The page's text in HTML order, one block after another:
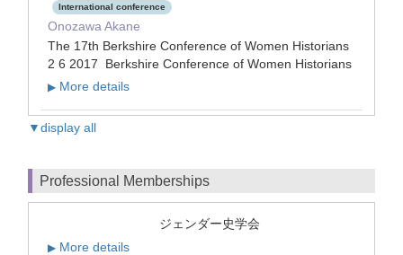
International conference
Onozawa Akane
The 17th Berkshire Conference of Women Historians
2 6 2017 Berkshire Conference of Women Historians
▶ More details
▼display all
Professional Memberships
ジェンダー史学会
▶ More details